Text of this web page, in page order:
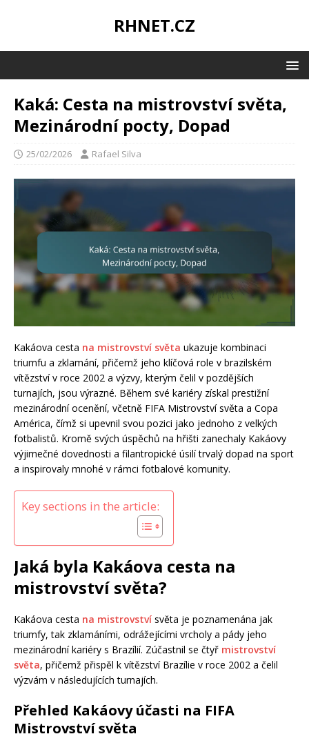
RHNET.CZ
Kaká: Cesta na mistrovství světa,
Mezinárodní pocty, Dopad
25/02/2026 Rafael Silva
Kakáova cesta na mistrovství světa ukazuje kombinaci
triumfu a zklamání, přičemž jeho klíčová role v brazilském
vítězství v roce 2002 a výzvy, kterým čelil v pozdějších
turnajích, jsou výrazné. Během své kariéry získal prestižní
mezinárodní ocenění, včetně FIFA Mistrovství světa a Copa
América, čímž si upevnil svou pozici jako jednoho z velkých
fotbalistů. Kromě svých úspěchů na hřišti zanechaly Kakáovy
výjimečné dovednosti a filantropické úsilí trvalý dopad na sport
a inspirovaly mnohé v rámci fotbalové komunity.
Key sections in the article:
Jaká byla Kakáova cesta na
mistrovství světa?
Kakáova cesta na mistrovství světa je poznamenána jak
triumfy, tak zklamáními, odrážejícími vrcholy a pády jeho
mezinárodní kariéry s Brazílií. Zúčastnil se čtyř mistrovství
světa, přičemž přispěl k vítězství Brazílie v roce 2002 a čelil
výzvám v následujících turnajích.
Přehled Kakáovy účasti na FIFA
Mistrovství světa